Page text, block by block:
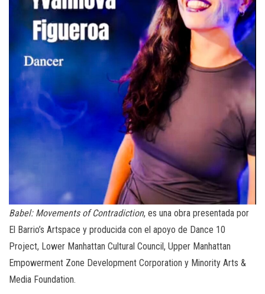
Babel: Movements of Contradiction, es una obra presentada por
El Barrio’s Artspace y producida con el apoyo de Dance 10
Project, Lower Manhattan Cultural Council, Upper Manhattan
Empowerment Zone Development Corporation y Minority Arts &
Media Foundation.